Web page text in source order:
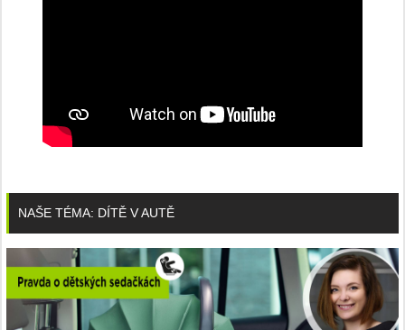
NAŠE TÉMA: DÍTĚ V AUTĚ